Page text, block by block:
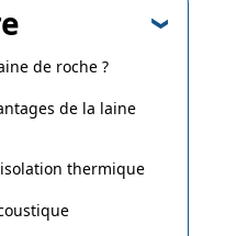
de roche ?
de la laine
thermique